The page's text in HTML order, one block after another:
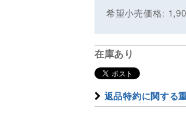
希望小売価格:
在庫あり
返品特約に関する